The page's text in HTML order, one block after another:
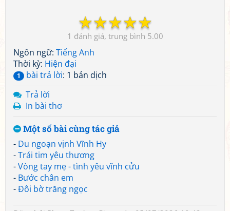
☆
☆
☆
☆
☆
1 5.00
Ngôn ngữ: Tiếng Anh
Thời kỳ: Hiện đại
1 bài trả lời: 1 bản dịch
Trả lời
In bài thơ
Một số bài cùng tác giả
- Du ngoạn vịnh Vĩnh Hy
-Trái tim yêu thương
-Vòng tay mẹ - tình yêu vĩnh cửu
- Bước chân em
-Đôi bờ trăng ngọc